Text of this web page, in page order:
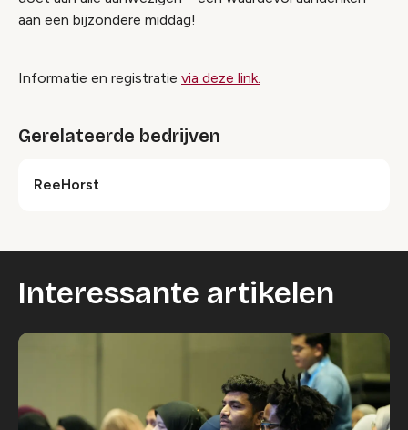
aan een bijzondere middag!
Informatie en registratie via deze link.
Gerelateerde bedrijven
ReeHorst
Interessante artikelen